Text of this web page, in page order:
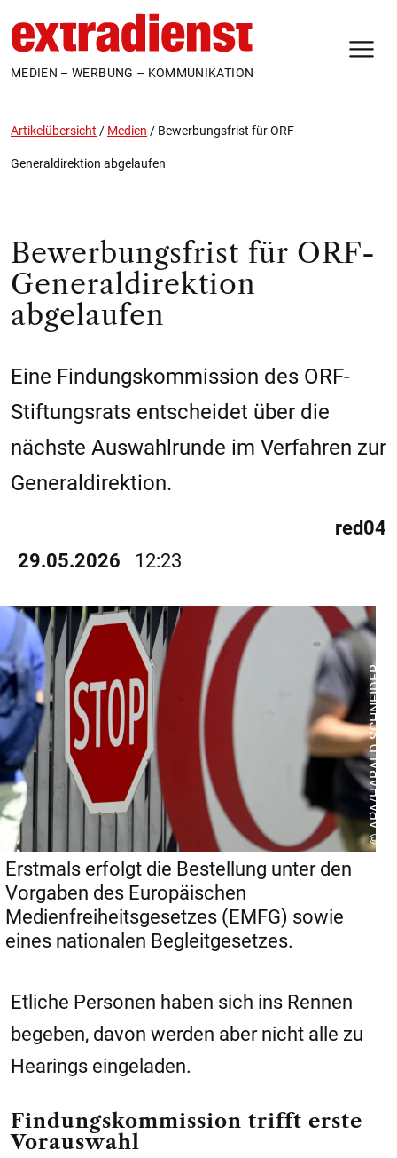
MEDIEN – WERBUNG – KOMMUNIKATION
Artikelübersicht / Medien / Bewerbungsfrist für ORF-
Generaldirektion abgelaufen
Bewerbungsfrist für ORF-
Generaldirektion
abgelaufen
Eine Findungskommission des ORF-
Stiftungsrats entscheidet über die
nächste Auswahlrunde im Verfahren zur
Generaldirektion.
29.05.2026 12:23
red04
© APA/HARALD SCHNEIDER
Erstmals erfolgt die Bestellung unter den
Vorgaben des Europäischen
Medienfreiheitsgesetzes (EMFG) sowie
eines nationalen Begleitgesetzes.
Etliche Personen haben sich ins Rennen
begeben, davon werden aber nicht alle zu
Hearings eingeladen.
Findungskommission trifft erste
Vorauswahl